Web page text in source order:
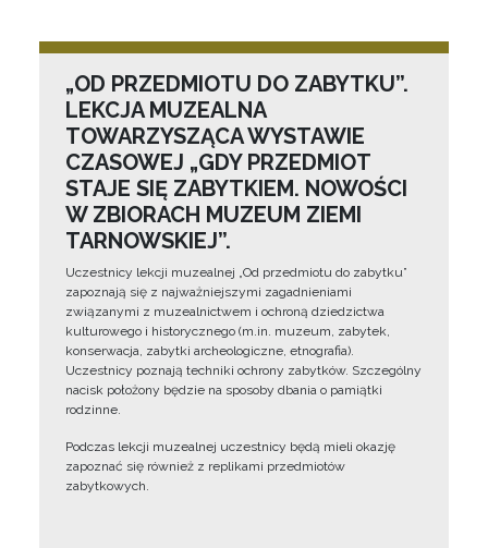
„OD PRZEDMIOTU DO ZABYTKU”.
LEKCJA MUZEALNA
TOWARZYSZĄCA WYSTAWIE
CZASOWEJ „GDY PRZEDMIOT
STAJE SIĘ ZABYTKIEM. NOWOŚCI
W ZBIORACH MUZEUM ZIEMI
TARNOWSKIEJ”.
Uczestnicy lekcji muzealnej „Od przedmiotu do zabytku”
zapoznają się z najważniejszymi zagadnieniami
związanymi z muzealnictwem i ochroną dziedzictwa
kulturowego i historycznego (m.in. muzeum, zabytek,
konserwacja, zabytki archeologiczne, etnografia).
Uczestnicy poznają techniki ochrony zabytków. Szczególny
nacisk położony będzie na sposoby dbania o pamiątki
rodzinne.
Podczas lekcji muzealnej uczestnicy będą mieli okazję
zapoznać się również z replikami przedmiotów
zabytkowych.